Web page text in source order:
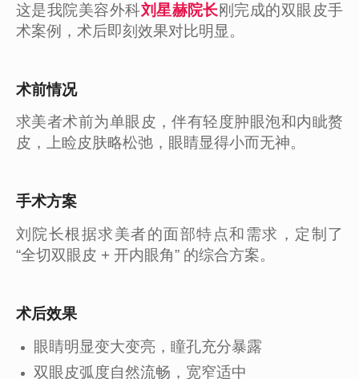
这是我院美容外科刘星赫院长刚完成的双眼皮手
术案例，术后即刻效果对比明显。
术前情况
求美者术前为单眼皮，伴有轻度肿眼泡和内眦赘
皮，上睑皮肤略松弛，眼睛显得小而无神。
手术方案
刘院长根据求美者的面部特点和需求，定制了
“全切双眼皮 + 开内眼角” 的综合方案。
术后效果
眼睛明显变大变亮，瞳孔充分暴露
双眼皮弧度自然流畅，宽窄适中